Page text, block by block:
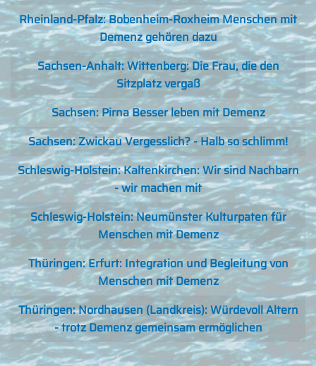
Rheinland-Pfalz: Bobenheim-Roxheim Menschen mit
Demenz gehören dazu
Sachsen-Anhalt: Wittenberg: Die Frau, die den
Sitzplatz vergaß
Sachsen: Pirna Besser leben mit Demenz
Sachsen: Zwickau Vergesslich? - Halb so schlimm!
Schleswig-Holstein: Kaltenkirchen: Wir sind Nachbarn
- wir machen mit
Schleswig-Holstein: Neumünster Kulturpaten für
Menschen mit Demenz
Thüringen: Erfurt: Integration und Begleitung von
Menschen mit Demenz
Thüringen: Nordhausen (Landkreis): Würdevoll Altern
- trotz Demenz gemeinsam ermöglichen